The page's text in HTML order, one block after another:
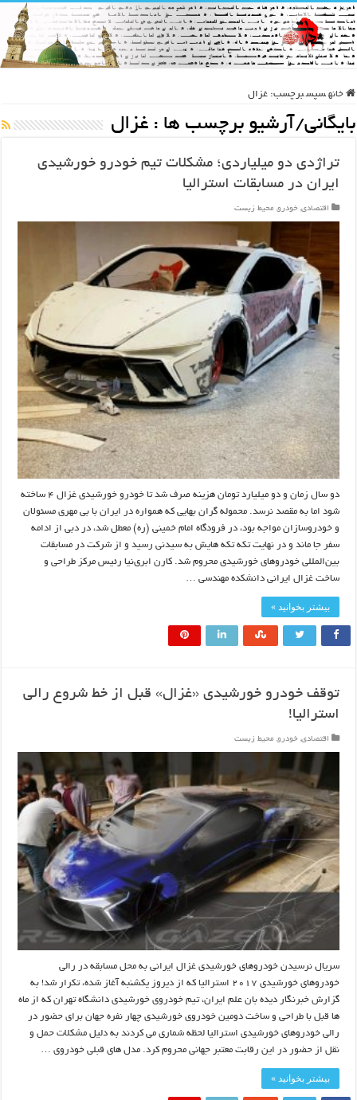
خانه سپس برچسب: غزال
بایگانی/آرشیو برچسب ها : غزال
تراژدی دو میلیاردی؛ مشکلات تیم خودرو خورشیدی
ایران در مسابقات استرالیا
اقتصادی, خودرو, محیط زیست
دو سال زمان و دو میلیارد تومان هزینه صرف شد تا خودرو خورشیدی غزال ۴ ساخته
شود اما به مقصد نرسد. محموله گران بهایی که همواره در ایران با بی‌ مهری مسئولان
و خودروسازان مواجه بود، در فرودگاه امام خمینی (ره) معطل شد، در دبی از ادامه
سفر جا ماند و در نهایت تکه‌ تکه‌ هایش به سیدنی رسید و از شرکت در مسابقات
بین‌المللی خودروهای خورشیدی محروم شد. کارن ابری‌نیا رئیس مرکز طراحی و
ساخت غزال ایرانی دانشکده مهندسی …
بیشتر بخوانید »
توقف خودرو خورشیدی «غزال» قبل از خط شروع رالی
استرالیا!
اقتصادی, خودرو, محیط زیست
سریال نرسیدن خودروهای خورشیدی غزال ایرانی به محل مسابقه در رالی
خودروهای خورشیدی ۲۰۱۷ استرالیا که از دیروز یکشنبه آغاز شده، تکرار شد! به
گزارش خبرنگار دیده بان علم ایران، تیم خودروی خورشیدی دانشگاه تهران که از ماه
ها قبل با طراحی و ساخت دومین خودروی خورشیدی چهار نفره جهان برای حضور در
رالی خودروهای خورشیدی استرالیا لحظه شماری می کردند به دلیل مشکلات حمل و
نقل از حضور در این رقابت معتبر جهانی محروم کرد. مدل های قبلی خودروی …
بیشتر بخوانید »